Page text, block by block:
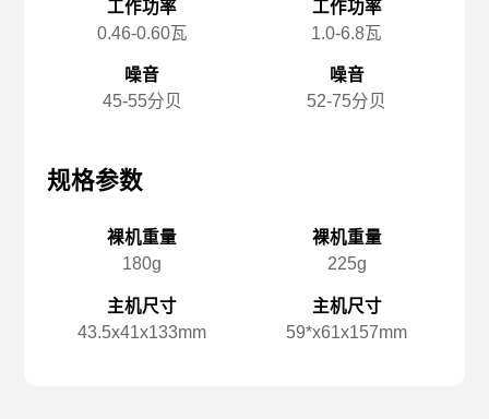
工作功率
0.46-0.60瓦
噪音
45-55分贝
规格参数
裸机重量
180g
主机尺寸
43.5x️41x️133mm
工作功率
1.0-6.8瓦
噪音
52-75分贝
裸机重量
225g
主机尺寸
59*x️61x️157mm